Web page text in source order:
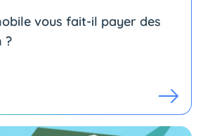
vous fait-il payer des
?